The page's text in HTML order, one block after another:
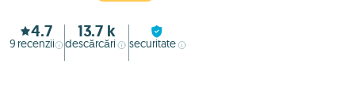
4.7
9 recenzii
13.7 k
descărcări securitate